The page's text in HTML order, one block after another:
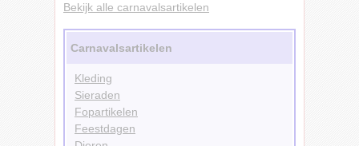
Bekijk alle carnavalsartikelen
Carnavalsartikelen
Kleding
Sieraden
Fopartikelen
Feestdagen